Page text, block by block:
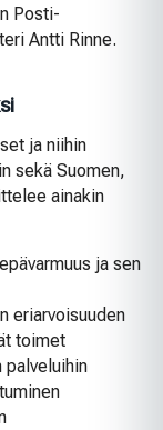
Posti-
Antti Rinne.
ja niihin
sekä Suomen,
ainakin
ja sen
eriarvoisuuden
toimet
palveluihin